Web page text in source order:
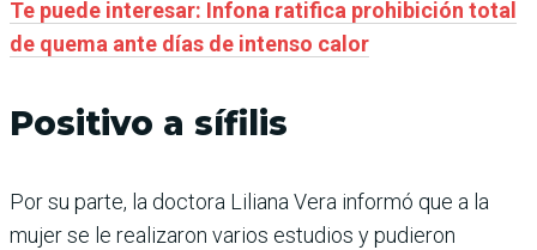
Te puede interesar: Infona ratifica prohibición total
de quema ante días de intenso calor
Positivo a sífilis
Por su parte, la doctora Liliana Vera informó que a la
mujer se le realizaron varios estudios y pudieron